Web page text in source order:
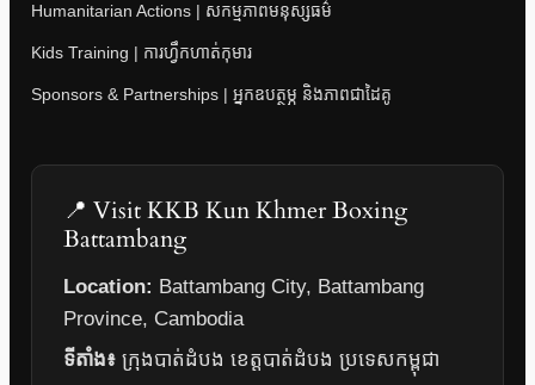
Humanitarian Actions | សកម្មភាពមនុស្សធម៌
Kids Training | ការហ្វឹកហាត់កុមារ
Sponsors & Partnerships | អ្នកឧបត្ថម្ភ និងភាពជាដៃគូ
📍 Visit KKB Kun Khmer Boxing
Battambang
Location: Battambang City, Battambang
Province, Cambodia
ទីតាំង៖ ក្រុងបាត់ដំបង ខេត្តបាត់ដំបង ប្រទេសកម្ពុជា